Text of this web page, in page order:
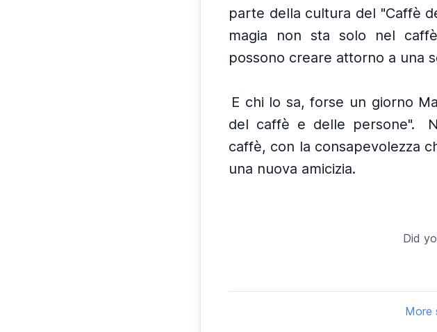
parte della cultura del "Caffè
magia non sta solo nel
possono creare attorno a una
E chi lo sa, forse un giorno
del caffè e delle persone".
caffè, con la consapevolezza
una nuova amicizia.
Did
More